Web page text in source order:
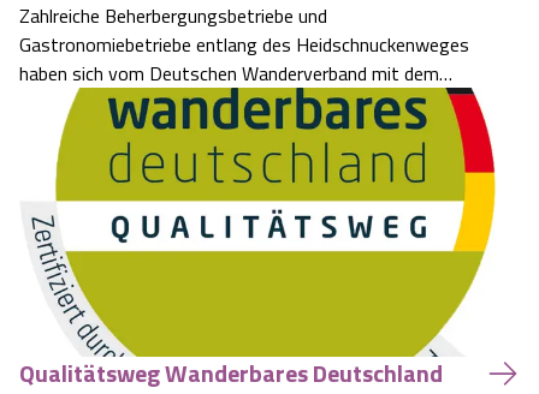
Shop
Angebote
Kontakt
Urlaub mit Hund
Urlaub auf dem Bauernhof
Landschaftsführungen
Veranstaltungen
Abenteuerland Trampolin-Park
Battle Kart Bispingen
Adventure District Bispingen
Unterkünfte
Zahlreiche Beherbergungsbetriebe und
Gastronomiebetriebe entlang des Heidschnuckenweges
haben sich vom Deutschen Wanderverband mit dem
Gütesiegel "Qualitätsgastgeber Wanderbares
Deutschland" zertifizieren lassen. Das Gütesiegel
"Qualitätsgastgeber Wanderbares Deutschland" Mit
diesem Gütesiegel setz…
Qualitätsweg Wanderbares Deutschland